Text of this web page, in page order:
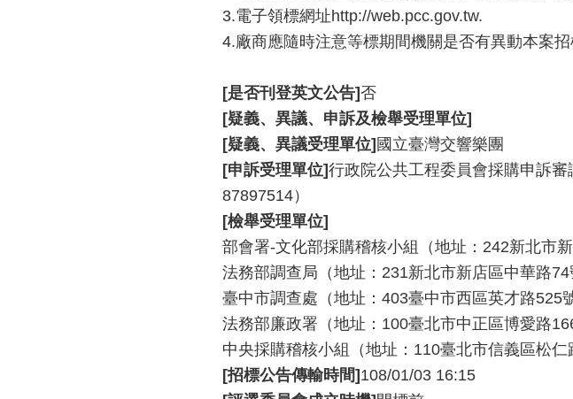
3.電子領標網址http://web.pcc.gov.tw.
4.廠商應隨時注意等標期間機關是否有異動本案招
[是否刊登英文公告]否
[疑義、異議、申訴及檢舉受理單位]
[疑義、異議受理單位] 國立臺灣交響樂團
[申訴受理單位]行政院公共工程委員會採購申訴
87897514）
[檢舉受理單位]
部會署-文化部採購稽核小組（地址：242新北市
法務部調查局（地址：231新北市新店區中華路
臺中市調查處（地址：403臺中市西區英才路525
法務部廉政署（地址：100臺北市中正區博愛路
中央採購稽核小組（地址：110臺北市信義區松
[招標公告傳輸時間] 108/01/03 16:15